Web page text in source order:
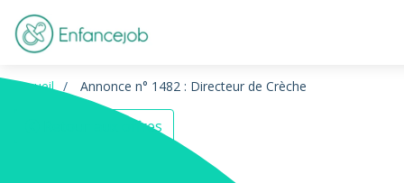
Accueil Annonce n° 1482 : Directeur de Crèche
Retour aux offres